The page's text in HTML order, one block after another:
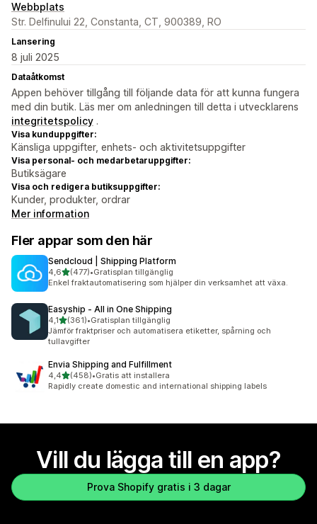
Webbplats
Str. Delfinului 22, Constanta, CT, 900389, RO
Lansering
8 juli 2025
Dataåtkomst
Appen behöver tillgång till följande data för att kunna fungera
med din butik. Läs mer om anledningen till detta i utvecklarens
integritetspolicy .
Visa kunduppgifter:
Känsliga uppgifter, enhets- och aktivitetsuppgifter
Visa personal- och medarbetaruppgifter:
Butiksägare
Visa och redigera butiksuppgifter:
Kunder, produkter, ordrar
Mer information
Fler appar som den här
Sendcloud | Shipping Platform
4,6av 5 stjärnor
(477)
477 recensioner totalt
•Gratisplan tillgänglig
Enkel fraktautomatisering som hjälper din verksamhet att växa.
Easyship ‑ All in One Shipping
4,1av 5 stjärnor
(361)
361 recensioner totalt
•Gratisplan tillgänglig
Jämför fraktpriser och automatisera etiketter, spårning och
tullavgifter
Envia Shipping and Fulfillment
4,4av 5 stjärnor
(458)
458 recensioner totalt
•Gratis att installera
Rapidly create domestic and international shipping labels
Vill du lägga till en app?
Prova Shopify gratis i 3 dagar